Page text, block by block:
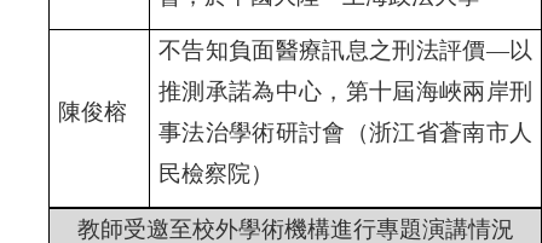
陳俊榕
不告知負面醫療訊息之刑法評價—以
推測承諾為中心，第十屆海峽兩岸刑
事法治學術研討會（浙江省蒼南市人
民檢察院）
教師受邀至校外學術機構進行專題演講情況